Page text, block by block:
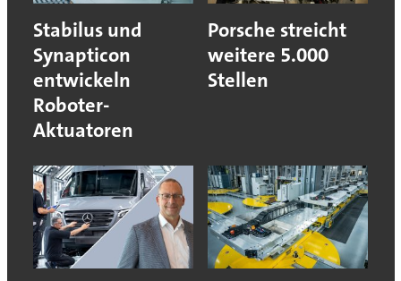
Stabilus und
Synapticon
entwickeln
Roboter-
Aktuatoren
Porsche streicht
weitere 5.000
Stellen